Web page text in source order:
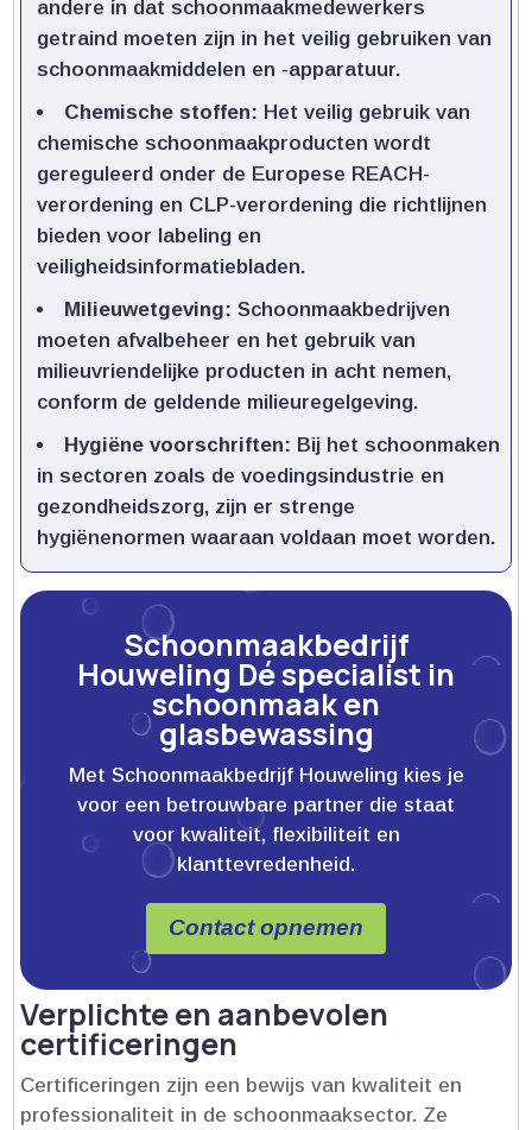
andere in dat schoonmaakmedewerkers
getraind moeten zijn in het veilig gebruiken van
schoonmaakmiddelen en -apparatuur.​
Chemische stoffen: Het veilig gebruik van
chemische schoonmaakproducten wordt
gereguleerd onder de Europese REACH-
verordening en CLP-verordening die richtlijnen
bieden voor labeling en
veiligheidsinformatiebladen.​
Milieuwetgeving: Schoonmaakbedrijven
moeten afvalbeheer en het gebruik van
milieuvriendelijke producten in acht nemen,
conform de geldende milieuregelgeving.​
Hygiëne voorschriften: Bij het schoonmaken
in sectoren zoals de voedingsindustrie en
gezondheidszorg, zijn er strenge
hygiënenormen waaraan voldaan moet worden.​
Schoonmaakbedrijf
Houweling Dé specialist in
schoonmaak en
glasbewassing
Met Schoonmaakbedrijf Houweling kies je
voor een betrouwbare partner die staat
voor kwaliteit, flexibiliteit en
klanttevredenheid.
Contact opnemen
Verplichte en aanbevolen
certificeringen
Certificeringen zijn een bewijs van kwaliteit en
professionaliteit in de schoonmaaksector.​ Ze